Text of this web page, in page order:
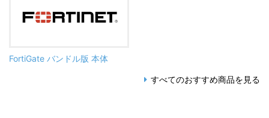
FortiGate バンドル版 本体
すべてのおすすめ商品を見る